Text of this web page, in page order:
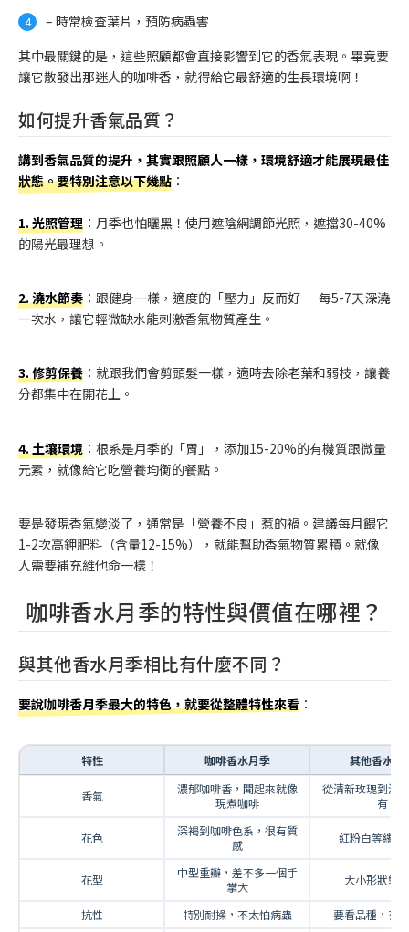
– 時常檢查葉片，預防病蟲害
其中最關鍵的是，這些照顧都會直接影響到它的香氣表現。畢竟要
讓它散發出那迷人的咖啡香，就得給它最舒適的生長環境啊！
如何提升香氣品質？
講到香氣品質的提升，其實跟照顧人一樣，環境舒適才能展現最佳
狀態。要特別注意以下幾點 ：
1. 光照管理 ：月季也怕曬黑！使用遮陰網調節光照，遮擋30-40%
的陽光最理想。
2. 澆水節奏 ：跟健身一樣，適度的「壓力」反而好 — 每5-7天深澆
一次水，讓它輕微缺水能刺激香氣物質產生。
3. 修剪保養 ：就跟我們會剪頭髮一樣，適時去除老葉和弱枝，讓養
分都集中在開花上。
4. 土壤環境 ：根系是月季的「胃」，添加15-20%的有機質跟微量
元素，就像給它吃營養均衡的餐點。
要是發現香氣變淡了，通常是「營養不良」惹的禍。建議每月餵它
1-2次高鉀肥料（含量12-15%），就能幫助香氣物質累積。就像
人需要補充維他命一樣！
咖啡香水月季的特性與價值在哪裡？
與其他香水月季相比有什麼不同？
要說咖啡香月季最大的特色，就要從整體特性來看 ：
特性 咖啡香水月季 其他香水月
香氣
濃郁咖啡香，聞起來就像
現煮咖啡
從清新玫瑰到溫
有
花色
深褐到咖啡色系，很有質
感
紅粉白等繽紛
花型
中型重瓣，差不多一個手
掌大
大小形狀變
抗性 特別耐操，不太怕病蟲 要看品種，有